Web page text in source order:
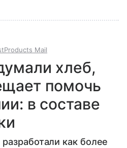
Mail
хлеб,
помочь
в составе
как более